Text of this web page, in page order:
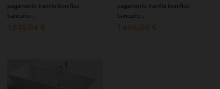
pagamento tramite bonifico
bancario....
1.535,04 €
pagamento tramite bonifico
bancario....
1.606,00 €